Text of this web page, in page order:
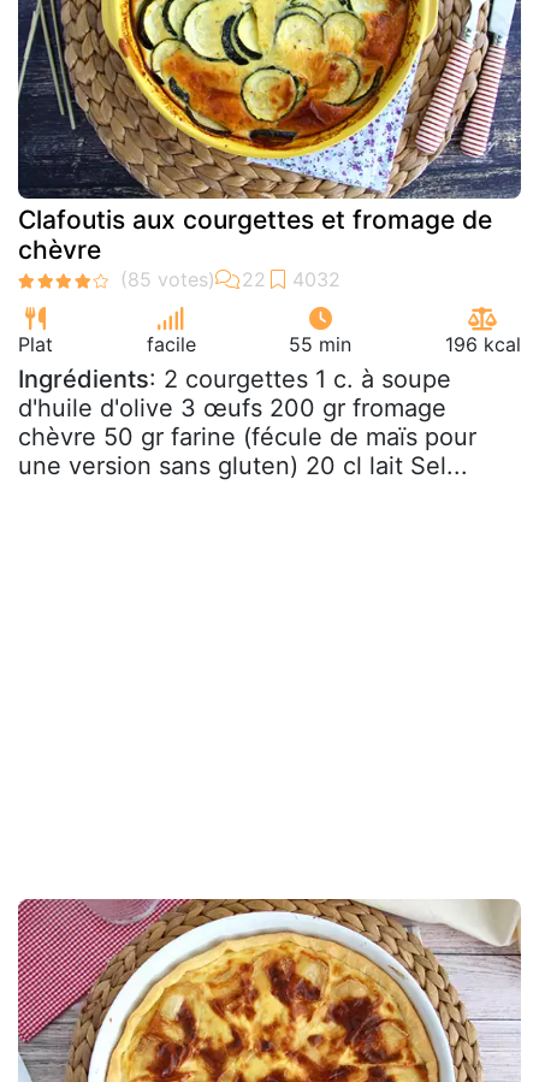
Clafoutis aux courgettes et fromage de
chèvre
Plat facile 55 min 196 kcal
Ingrédients: 2 courgettes 1 c. à soupe
d'huile d'olive 3 œufs 200 gr fromage
chèvre 50 gr farine (fécule de maïs pour
une version sans gluten) 20 cl lait Sel...